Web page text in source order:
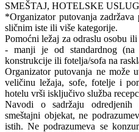
SMEŠTAJ, HOTELSKE
*Organizator putovanja zadržava
sličnim iste ili više kategorije.
Pomoćni ležaj za odraslu osobu
- manji je od standardnog (na
konstrukcije ili fotelja/sofa na
Organizator putovanja ne može
veličinu ležaja, sofe, fotelje i
hotelu vrši isključivo služba
Navodi o sadržaju
smeštajni objekat, ne
istih. Ne podrazumeva se